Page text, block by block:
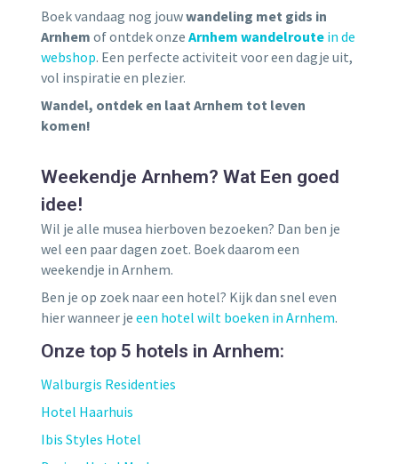
Boek vandaag nog jouwwandeling met gids in
Arnhem of ontdek onze Arnhem wandelroute in de
webshop. Een perfecte activiteit voor een dagje uit,
vol inspiratie en plezier.
Wandel, ontdek en laat Arnhem tot leven
komen!
Weekendje Arnhem? Wat Een goed
idee!
Wil je alle musea hierboven bezoeken? Dan ben je
wel een paar dagen zoet. Boek daarom een
weekendje in Arnhem.
Ben je op zoek naar een hotel? Kijk dan snel even
hier wanneer je een hotel wilt boeken in Arnhem.
Onze top 5 hotels in Arnhem:
Walburgis Residenties
Hotel Haarhuis
Ibis Styles Hotel